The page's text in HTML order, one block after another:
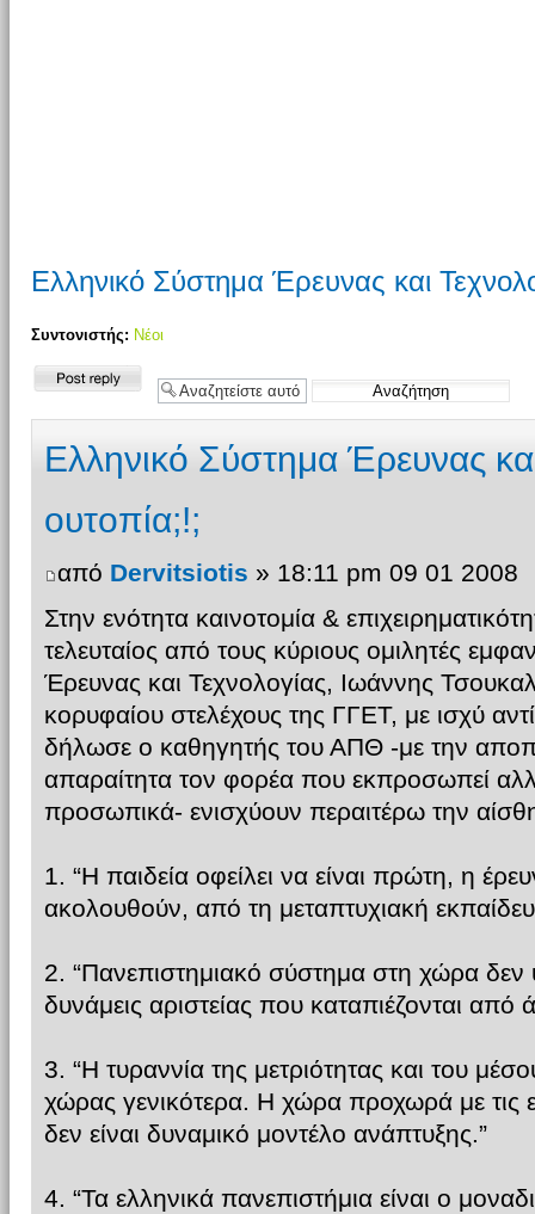
Ελληνικό Σύστημα Έρευνας και
Συντονιστής: Νέοι
Δημιουργία
Ελληνικό Σύστημα Έρευνας
ουτοπία;!;
από Dervitsiotis » 18:11 pm 09 01 2008
Στην ενότητα καινοτομία &
τελευταίος από τους κύριους ομιλητές
Έρευνας και Τεχνολογίας, Ιωάννης
κορυφαίου στελέχους της ΓΓΕΤ, με ισχύ
δήλωσε ο καθηγητής του ΑΠΘ -με την
απαραίτητα τον φορέα που εκπροσωπεί
προσωπικά- ενισχύουν περαιτέρω την
1. “Η παιδεία οφείλει να είναι πρώτη, η
ακολουθούν, από τη μεταπτυχιακή
2. “Πανεπιστημιακό σύστημα στη χώρα
δυνάμεις αριστείας που καταπιέζονται από
3. “Η τυραννία της μετριότητας και του
χώρας γενικότερα. Η χώρα προχωρά με τις
δεν είναι δυναμικό μοντέλο ανάπτυξης.”
4. “Τα ελληνικά πανεπιστήμια είναι ο